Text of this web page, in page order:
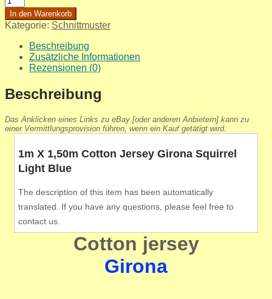
In den Warenkorb
Kategorie: Schnittmuster
Beschreibung
Zusätzliche Informationen
Rezensionen (0)
Beschreibung
Das Anklicken eines Links zu eBay [oder anderen Anbietern] kann zu
einer Vermittlungsprovision führen, wenn ein Kauf getätigt wird.
1m X 1,50m Cotton Jersey Girona Squirrel
Light Blue
The description of this item has been automatically
translated. If you have any questions, please feel free to
contact us.
Cotton jersey
Girona